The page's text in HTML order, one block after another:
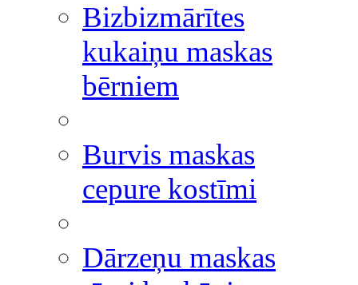
Bizbizmārītes
kukaiņu maskas
bērniem
Burvis maskas
cepure kostīmi
Dārzeņu maskas